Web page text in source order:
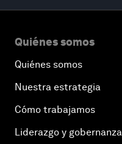
Quiénes somos
Quiénes somos
Nuestra estrategia
Cómo trabajamos
Liderazgo y gobernanza